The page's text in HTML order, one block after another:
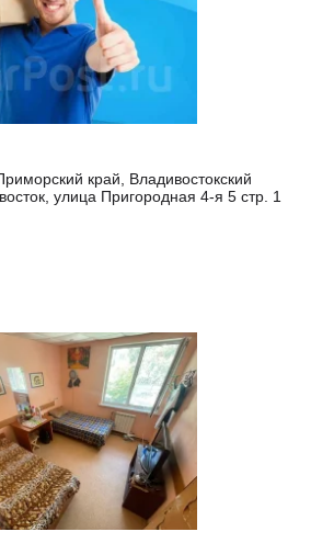
край, Владивостокский
улица Пригородная 4-я 5 стр. 1